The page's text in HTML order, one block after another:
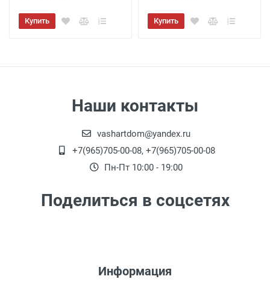
Купить Купить
Наши контакты
vashartdom@yandex.ru
+7(965)705-00-08, +7(965)705-00-08
Пн-Пт 10:00 - 19:00
Поделиться в соцсетях
Информация